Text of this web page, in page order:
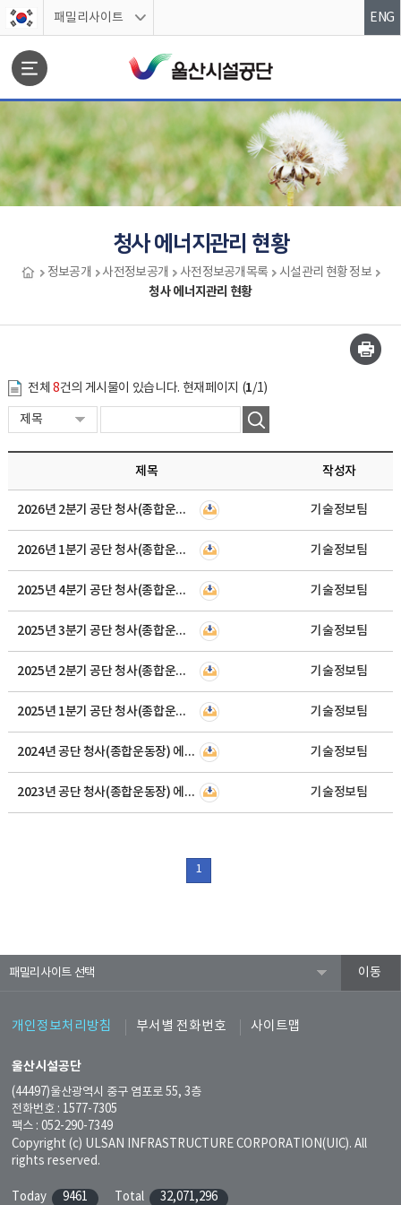
스킵네비게이션
패밀리사이트 ENG
청사 에너지관리 현황
정보공개 사전정보공개 사전정보공개목록 시설관리 현황 정보
청사 에너지관리 현황
청사 에너지관리 현황 시작
전체 8건의 게시물이 있습니다. 현재페이지 (1/1)
제목 작성자
2026년 2분기 공단 청사(종합운동장) 에너지관리 현황 기술정보팀
2026년 1분기 공단 청사(종합운동장) 에너지관리 현황 기술정보팀
2025년 4분기 공단 청사(종합운동장) 에너지관리 현황 기술정보팀
2025년 3분기 공단 청사(종합운동장) 에너지관리 현황 기술정보팀
2025년 2분기 공단 청사(종합운동장) 에너지관리 현황 기술정보팀
2025년 1분기 공단 청사(종합운동장) 에너지관리 현황 기술정보팀
2024년 공단 청사(종합운동장) 에너지관리 현황 기술정보팀
2023년 공단 청사(종합운동장) 에너지관리 현황 기술정보팀
1
패밀리사이트
개인정보처리방침 부서별 전화번호 사이트맵
울산시설공단
(44497)울산광역시 중구 염포로 55, 3층
전화번호 : 1577-7305
팩스 : 052-290-7349
Copyright (c) ULSAN INFRASTRUCTURE CORPORATION(UIC). All
rights reserved.
Today 9461 Total 32,071,296